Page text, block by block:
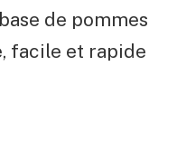
de pommes
facile et rapide